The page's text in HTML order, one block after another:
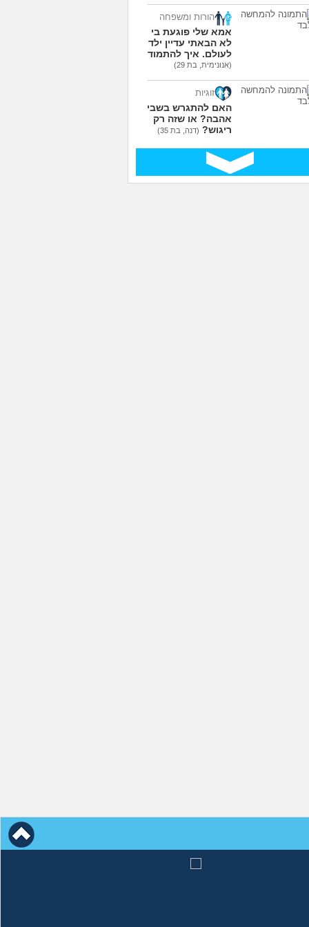
הורות ומשפחה
אמא שלי פוגעת בי כי
לא הבאתי עדיין ילדים
לעולם. איך להתמודד?
(אנונימית, בת 29)
זוגיות
האם להתגרש בשביל
אהבה? או שזה רק
ריגוש? (דנה, בת 35)